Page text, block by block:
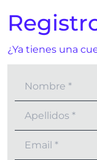
¿Ya tienes una